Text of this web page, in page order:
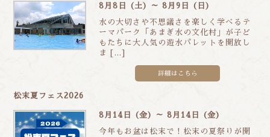
8月8日 (土) ～ 8月9日 (日)
水の大切さや不思議さを楽しく学べるテ
ーマパーク「あまぎ水の文化村」が子ど
もたちに大人気の遊水パレットを開放し
ま […]
詳細はこちら
松末夏フェス2026
8月14日 (金) ～ 8月14日 (金)
今年もお盆は松末で！松末の夏祭りが開